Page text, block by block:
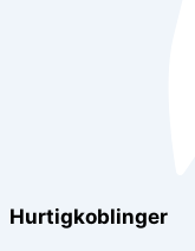
Hurtigkoblinger